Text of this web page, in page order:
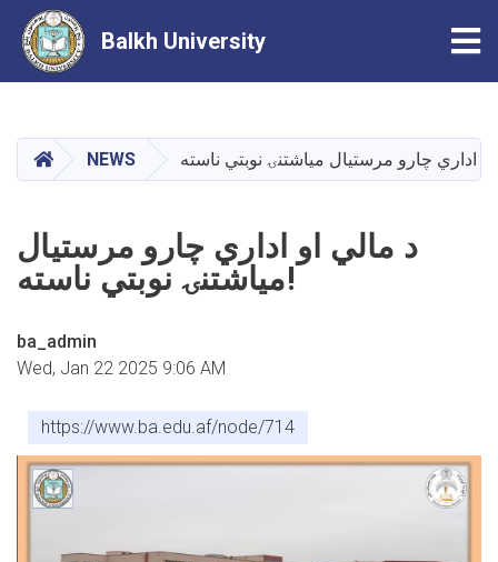
main
content
Balkh University
HOMENEWS
د مالي او اداري چارو مرستيال
مياشتنۍ نوبتي ناسته!
ba_admin
Wed, Jan 22 2025 9:06 AM
https://www.ba.edu.af/node/714